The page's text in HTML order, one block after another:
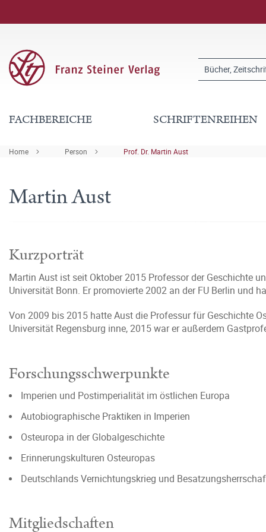
FACHBEREICHE SCHRIFTENREIHEN
Home Person Prof. Dr. Martin Aust
Martin Aust
Kurzporträt
Martin Aust ist seit Oktober 2015 Professor der Geschichte
Universität Bonn. Er promovierte 2002 an der FU Berlin und
Von 2009 bis 2015 hatte Aust die Professur für Geschichte
Universität Regensburg inne, 2015 war er außerdem
Forschungsschwerpunkte
Imperien und Postimperialität im östlichen Europa
Autobiographische Praktiken in Imperien
Osteuropa in der Globalgeschichte
Erinnerungskulturen Osteuropas
Deutschlands Vernichtungskrieg und
Mitgliedschaften